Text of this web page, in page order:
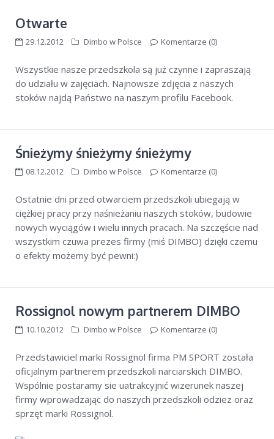
narty z dziećmi w Austrii
polska szkoła narciarska w Alpach
Przedszkole narciarskie
przedszkole sztuczne naśnieżanie
rossignol
Otwarte
29.12.2012 Dimbo w Polsce Komentarze (0)
Wszystkie nasze przedszkola są już czynne i zapraszają
do udziału w zajęciach. Najnowsze zdjęcia z naszych
stoków najdą Państwo na naszym profilu Facebook.
Śnieżymy śnieżymy śnieżymy
08.12.2012 Dimbo w Polsce Komentarze (0)
Ostatnie dni przed otwarciem przedszkoli ubiegają w
ciężkiej pracy przy naśnieżaniu naszych stoków, budowie
nowych wyciągów i wielu innych pracach. Na szczęście nad
wszystkim czuwa prezes firmy (miś DIMBO) dzięki czemu
o efekty możemy być pewni:)
Rossignol nowym partnerem DIMBO
10.10.2012 Dimbo w Polsce Komentarze (0)
Przedstawiciel marki Rossignol firma PM SPORT została
oficjalnym partnerem przedszkoli narciarskich DIMBO.
Wspólnie postaramy sie uatrakcyjnić wizerunek naszej
firmy wprowadzając do naszych przedszkoli odziez oraz
sprzęt marki Rossignol.